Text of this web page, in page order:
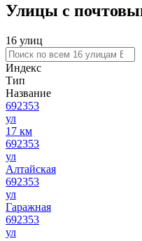
Улицы с
16 улиц
Индекс
Тип
Название
692353
ул
17 км
692353
ул
Алтайская
692353
ул
Гаражная
692353
ул